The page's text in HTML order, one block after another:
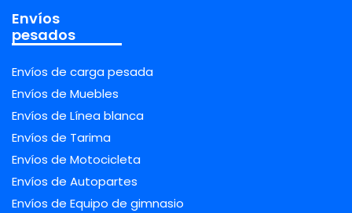
Envíos
pesados
Envíos de carga pesada
Envíos de Muebles
Envíos de Línea blanca
Envíos de Tarima
Envíos de Motocicleta
Envíos de Autopartes
Envíos de Equipo de gimnasio